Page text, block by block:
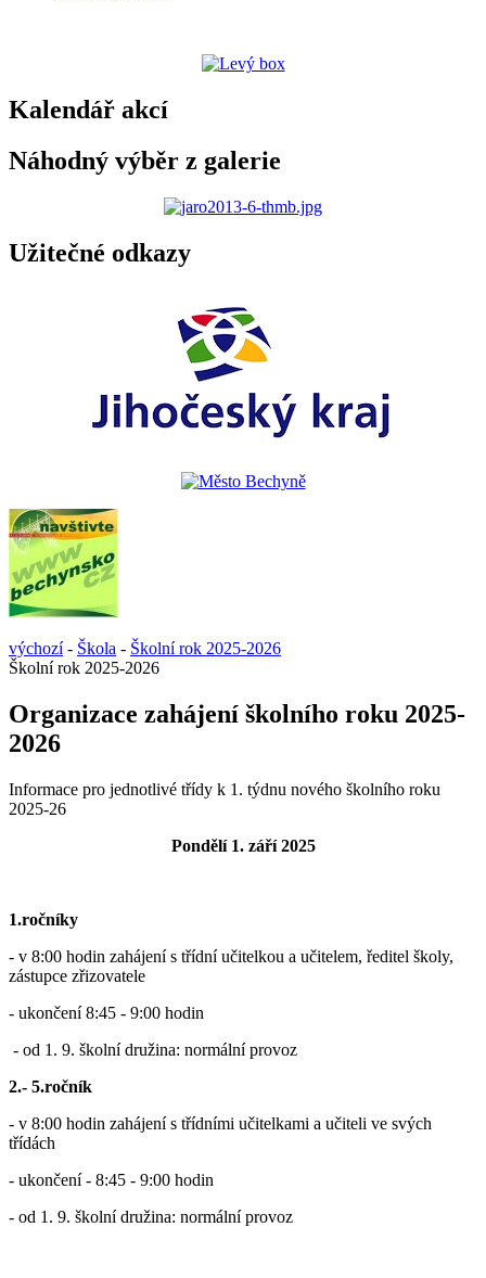
Kalendář akcí
Náhodný výběr z galerie
Užitečné odkazy
výchozí- Škola - Školní rok 2025-2026
Školní rok 2025-2026
Organizace zahájení školního roku 2025-
2026
Informace pro jednotlivé třídy k 1. týdnu nového školního roku
2025-26
Pondělí 1. září 2025
1.ročníky
- v 8:00 hodin zahájení s třídní učitelkou a učitelem, ředitel školy,
zástupce zřizovatele
- ukončení 8:45 - 9:00 hodin
- od 1. 9. školní družina: normální provoz
2.- 5.ročník
- v 8:00 hodin zahájení s třídními učitelkami a učiteli ve svých
třídách
- ukončení - 8:45 - 9:00 hodin
- od 1. 9. školní družina: normální provoz